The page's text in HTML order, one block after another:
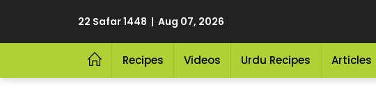
22 Safar 1448 | Aug 07, 2026
Recipes Videos Urdu Recipes Articles